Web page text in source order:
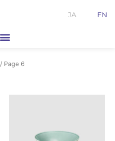
JA EN
/ Page 6